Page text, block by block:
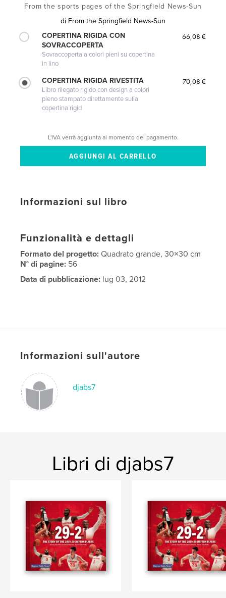
From the sports pages of the Springfield News-Sun
di From the Springfield News-Sun
COPERTINA RIGIDA CON
SOVRACCOPERTA
Sovraccoperta a colori pieni su copertina
in lino
66,08 €
COPERTINA RIGIDA RIVESTITA
Libro rilegato rigido con design a colori
pieno stampato direttamente sulla
copertina rigid
70,08 €
L'IVA verrà aggiunta al momento del pagamento.
Informazioni sul libro
Funzionalità e dettagli
Formato del progetto:Quadrato grande, 30×30 cm
N° di pagine: 56
Data di pubblicazione: lug 03, 2012
Informazioni sull'autore
djabs7
Libri di djabs7